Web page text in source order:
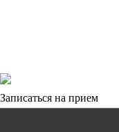
Записаться на прием